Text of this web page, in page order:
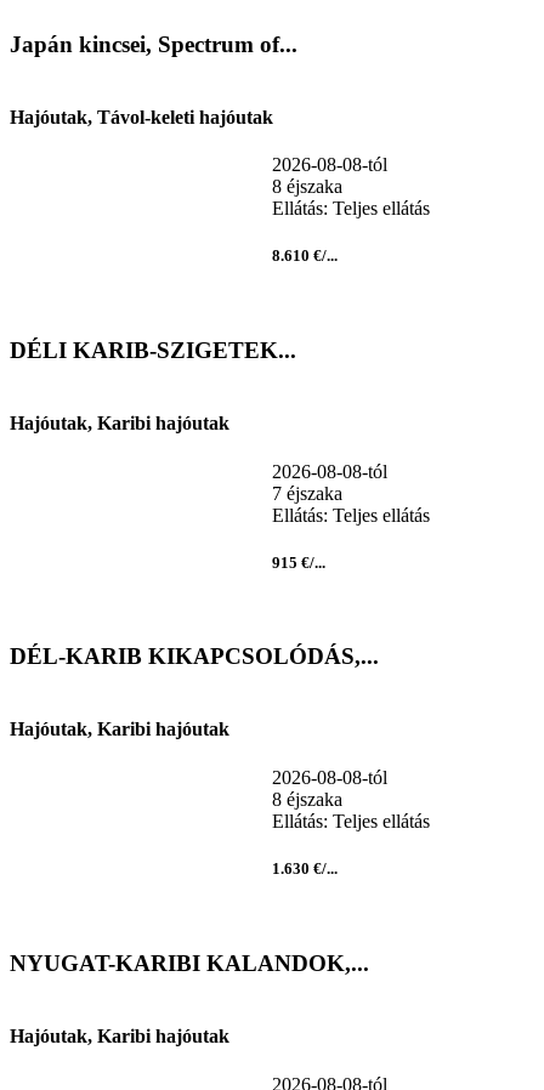
Japán kincsei, Spectrum of...
Hajóutak, Távol-keleti hajóutak
2026-08-08-tól
8 éjszaka
Ellátás: Teljes ellátás
8.610 €/...
DÉLI KARIB-SZIGETEK...
Hajóutak, Karibi hajóutak
2026-08-08-tól
7 éjszaka
Ellátás: Teljes ellátás
915 €/...
DÉL-KARIB KIKAPCSOLÓDÁS,...
Hajóutak, Karibi hajóutak
2026-08-08-tól
8 éjszaka
Ellátás: Teljes ellátás
1.630 €/...
NYUGAT-KARIBI KALANDOK,...
Hajóutak, Karibi hajóutak
2026-08-08-tól